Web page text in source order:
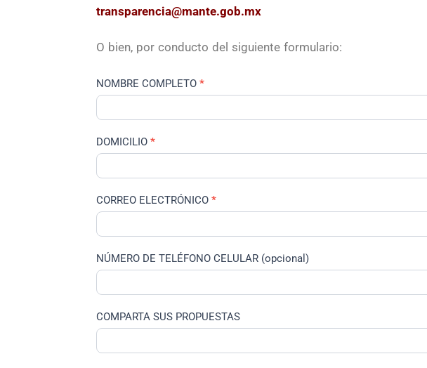
transparencia@mante.gob.mx
O bien, por conducto del siguiente formulario:
Consulta
Ciudadana
NOMBRE COMPLETO *
DOMICILIO *
CORREO ELECTRÓNICO *
NÚMERO DE TELÉFONO CELULAR (opcional)
COMPARTA SUS PROPUESTAS